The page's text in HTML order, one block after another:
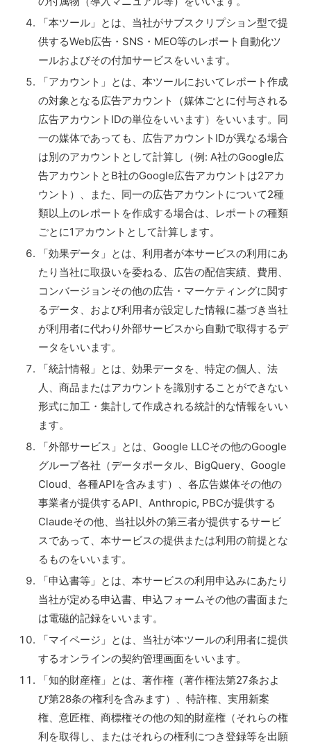
「本ツール」とは、当社がサブスクリプション型で提
供するWeb広告・SNS・MEO等のレポート自動化ツ
ールおよびその付加サービスをいいます。
「アカウント」とは、本ツールにおいてレポート作成
の対象となる広告アカウント（媒体ごとに付与される
広告アカウントIDの単位をいいます）をいいます。同
一の媒体であっても、広告アカウントIDが異なる場合
は別のアカウントとして計算し（例: A社のGoogle広
告アカウントとB社のGoogle広告アカウントは2アカ
ウント）、また、同一の広告アカウントについて2種
類以上のレポートを作成する場合は、レポートの種類
ごとに1アカウントとして計算します。
「効果データ」とは、利用者が本サービスの利用にあ
たり当社に取扱いを委ねる、広告の配信実績、費用、
コンバージョンその他の広告・マーケティングに関す
るデータ、および利用者が設定した情報に基づき当社
が利用者に代わり外部サービスから自動で取得するデ
ータをいいます。
「統計情報」とは、効果データを、特定の個人、法
人、商品またはアカウントを識別することができない
形式に加工・集計して作成される統計的な情報をいい
ます。
「外部サービス」とは、Google LLCその他のGoogle
グループ各社（データポータル、BigQuery、Google
Cloud、各種APIを含みます）、各広告媒体その他の
事業者が提供するAPI、Anthropic, PBCが提供する
Claudeその他、当社以外の第三者が提供するサービ
スであって、本サービスの提供または利用の前提とな
るものをいいます。
「申込書等」とは、本サービスの利用申込みにあたり
当社が定める申込書、申込フォームその他の書面また
は電磁的記録をいいます。
「マイページ」とは、当社が本ツールの利用者に提供
するオンラインの契約管理画面をいいます。
「知的財産権」とは、著作権（著作権法第27条およ
び第28条の権利を含みます）、特許権、実用新案
権、意匠権、商標権その他の知的財産権（それらの権
利を取得し、またはそれらの権利につき登録等を出願